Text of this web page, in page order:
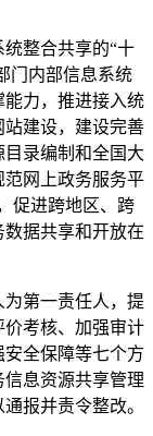
统整合共享的“十
门内部信息系统
力，推进接入统
建设，建设完善
录编制和全国大
网上政务服务平
促进跨地区、跨
据共享和开放在
为第一责任人，提
考核、加强审计
全保障等七个方
息资源共享管理
报并责令整改。